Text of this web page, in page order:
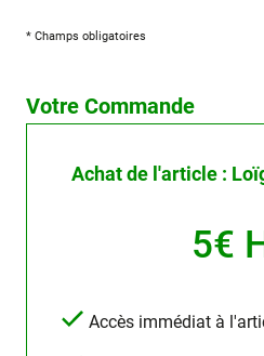
* Champs obligatoires
Votre Commande
Achat de l'article :
5€
Accès immédiat à